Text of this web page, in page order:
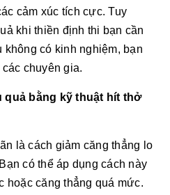
cảm xúc tích cực. Tuy
khi thiền định thi bạn cần
không có kinh nghiệm, bạn
chuyên gia.
quả bằng kỹ thuật hít thở
là cách giảm căng thẳng lo
có thể áp dụng cách này
hoặc căng thẳng quá mức.